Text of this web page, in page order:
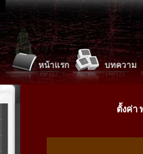
หน้าแรก บทความ
ตั้งค่า